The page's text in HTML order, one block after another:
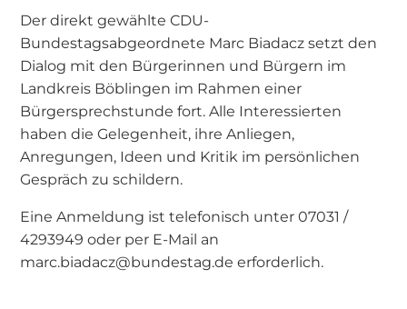
Der direkt gewählte CDU-
Bundestagsabgeordnete Marc Biadacz setzt den
Dialog mit den Bürgerinnen und Bürgern im
Landkreis Böblingen im Rahmen einer
Bürgersprechstunde fort. Alle Interessierten
haben die Gelegenheit, ihre Anliegen,
Anregungen, Ideen und Kritik im persönlichen
Gespräch zu schildern.
Eine Anmeldung ist telefonisch unter 07031 /
4293949 oder per E-Mail an
marc.biadacz@bundestag.de erforderlich.